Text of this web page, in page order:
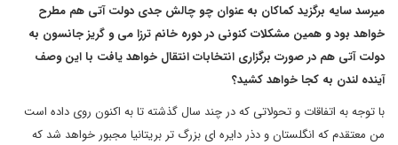
میرسد سایه برگزید کماکان به عنوان چو چالش جدی دولت آتی هم مطرح
خواهد بود و همین مشکلات کنونی در دوره خانم ترزا می و گریز جانسون به
دولت آتی هم در صورت برگزاری انتخابات انتقال خواهد یافت با این وصف
آینده لندن به کجا خواهد کشید؟
با توجه به اتفاقات و تحولاتی که در چند سال گذشته تا به اکنون روی داده است
من معتقدم که انگلستان و دذر دایره ای بزرگ تر بریتانیا مجبور خواهد شد که